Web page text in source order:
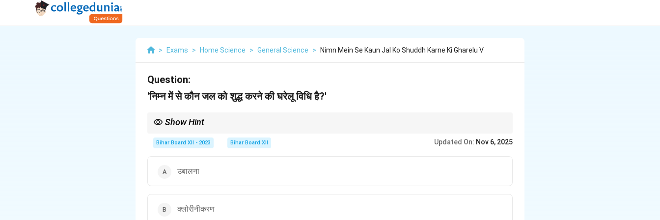
> Exams > Home Science > General Science > Nimn Mein Se Kaun Jal Ko Shuddh Karne Ki Gharelu V
Question:
'निम्न में से कौन जल को शुद्ध करने की घरेलू विधि है?'
Show Hint
Bihar Board XII - 2023 Bihar Board XII Updated On: Nov 6, 2025
उबालना
क्लोरीनीकरण